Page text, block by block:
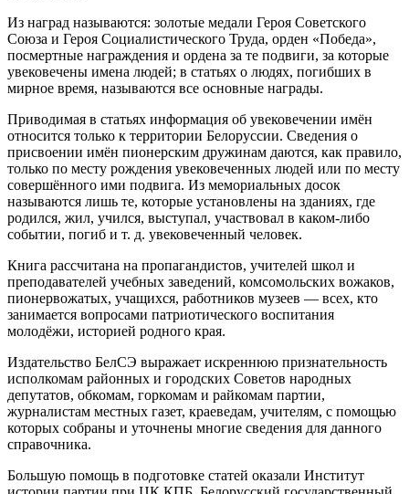
Из наград называются: золотые медали Героя Советского
Союза и Героя Социалистического Труда, орден «Победа»,
посмертные награждения и ордена за те подвиги, за которые
увековечены имена людей; в статьях о людях, погибших в
мирное время, называются все основные награды.
Приводимая в статьях информация об увековечении имён
относится только к территории Белоруссии. Сведения о
присвоении имён пионерским дружинам даются, как правило,
только по месту рождения увековеченных людей или по месту
совершённого ими подвига. Из мемориальных досок
называются лишь те, которые установлены на зданиях, где
родился, жил, учился, выступал, участвовал в каком-либо
событии, погиб и т. д. увековеченный человек.
Книга рассчитана на пропагандистов, учителей школ и
преподавателей учебных заведений, комсомольских вожаков,
пионервожатых, учащихся, работников музеев — всех, кто
занимается вопросами патриотического воспитания
молодёжи, историей родного края.
Издательство БелСЭ выражает искреннюю признательность
исполкомам районных и городских Советов народных
депутатов, обкомам, горкомам и райкомам партии,
журналистам местных газет, краеведам, учителям, с помощью
которых собраны и уточнены многие сведения для данного
справочника.
Большую помощь в подготовке статей оказали Институт